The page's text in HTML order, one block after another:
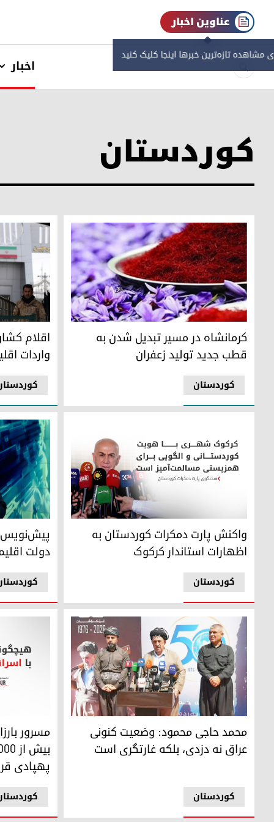
عناوین اخبار
مشاهده‌ تازه‌ترین خبرها اینجا کلیک کنید اخبار
کوردستان
کرمانشاه در مسیر تبدیل شدن به قطب جدید تولید زعفران
کوردستان
کرمانشاه در مسیر تبدیل شدن به
قطب جدید تولید زعفران
اقلام
اقلام
واردات
محمود محمد، سخنگوی پارت دمکرات کوردستان
کوردستان
واکنش پارت دمکرات کوردستان به
اظهارات استاندار کرکوک
پیش‌نویس
پیش‌نویس
دولت
محمد حاجی محمود: وضعیت کنونی عراق نه دزدی، بلکه
کوردستان
محمد حاجی محمود: وضعیت کنونی
عراق نه دزدی، بلکه غارتگری است
مسرور بارزانی:
مسرور
پهپادی